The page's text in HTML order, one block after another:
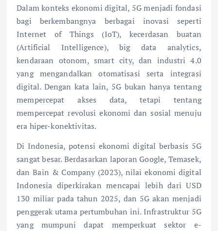
Dalam konteks ekonomi digital, 5G menjadi fondasi
bagi berkembangnya berbagai inovasi seperti
Internet of Things (IoT), kecerdasan buatan
(Artificial Intelligence), big data analytics,
kendaraan otonom, smart city, dan industri 4.0
yang mengandalkan otomatisasi serta integrasi
digital. Dengan kata lain, 5G bukan hanya tentang
mempercepat akses data, tetapi tentang
mempercepat revolusi ekonomi dan sosial menuju
era hiper-konektivitas.
Di Indonesia, potensi ekonomi digital berbasis 5G
sangat besar. Berdasarkan laporan Google, Temasek,
dan Bain & Company (2023), nilai ekonomi digital
Indonesia diperkirakan mencapai lebih dari USD
130 miliar pada tahun 2025, dan 5G akan menjadi
penggerak utama pertumbuhan ini. Infrastruktur 5G
yang mumpuni dapat memperkuat sektor e-